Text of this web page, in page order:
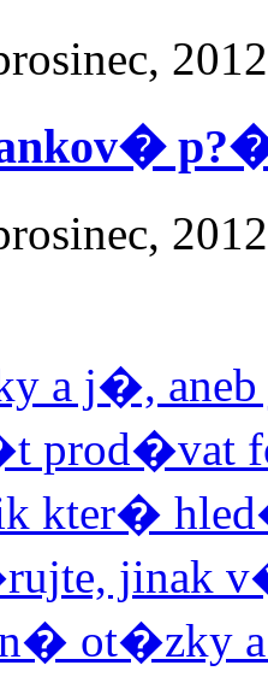
2012
2012
a j�,
prod�vat
kter�
jinak
ot�zky